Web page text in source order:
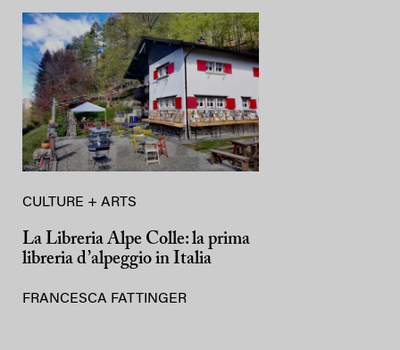
CULTURE + ARTS
La Libreria Alpe Colle: la prima
libreria d’alpeggio in Italia
FRANCESCA FATTINGER